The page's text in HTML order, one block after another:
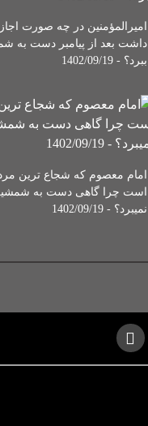
امیرالمؤمنین در چه صورت
داشت بعد از پیامبر دست به
ببرد؟ - 1402/09/19
امام معصوم که شجاع ترین
است چرا گاهی دست به
نمیبرد؟ - 1402/09/19